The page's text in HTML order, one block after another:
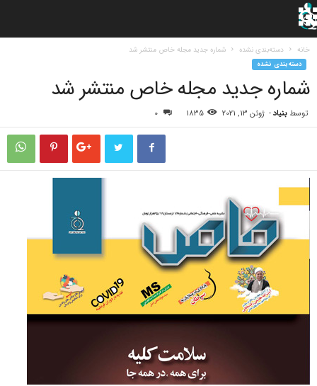
خانه دسته‌بندی نشده شماره جدید مجله خاص منتشر شد
دسته‌بندی نشده
شماره جدید مجله خاص منتشر شد
توسط بنیاد- ژوئن 13, 2021 1835
0